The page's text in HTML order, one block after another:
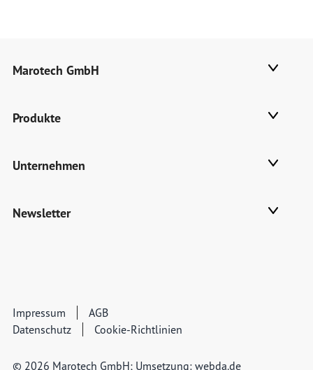
Marotech GmbH
Produkte
Unternehmen
Newsletter
Impressum
AGB
Datenschutz
Cookie-Richtlinien
© 2026 Marotech GmbH; Umsetzung: webda.de